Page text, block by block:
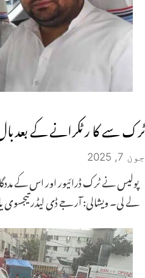
ٹرک سے کا ر ٹکرانے کے بعد
جون 7, 2025
پولیس نے ٹرک ڈرائیور اور اس کے
لے لی۔ ویشالی: آر جے ڈی لیڈر تیجسوی